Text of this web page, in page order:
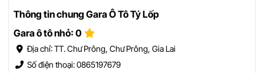
Thông tin chung Gara Ô Tô Tý Lốp
Gara ô tô nhỏ: 0
Địa chỉ: TT. Chư Prông, Chư Prông, Gia Lai
Số điện thoại: 0865197679